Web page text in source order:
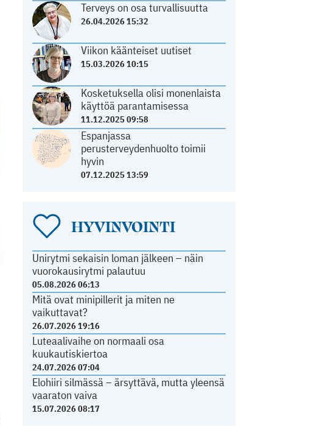
Terveys on osa turvallisuutta
26.04.2026 15:32
Viikon käänteiset uutiset
15.03.2026 10:15
Kosketuksella olisi monenlaista
käyttöä parantamisessa
11.12.2025 09:58
Espanjassa
perusterveydenhuolto toimii
hyvin
07.12.2025 13:59
HYVINVOINTI
Unirytmi sekaisin loman jälkeen – näin
vuorokausirytmi palautuu
05.08.2026 06:13
Mitä ovat minipillerit ja miten ne
vaikuttavat?
26.07.2026 19:16
Luteaalivaihe on normaali osa
kuukautiskiertoa
24.07.2026 07:04
Elohiiri silmässä – ärsyttävä, mutta yleensä
vaaraton vaiva
15.07.2026 08:17